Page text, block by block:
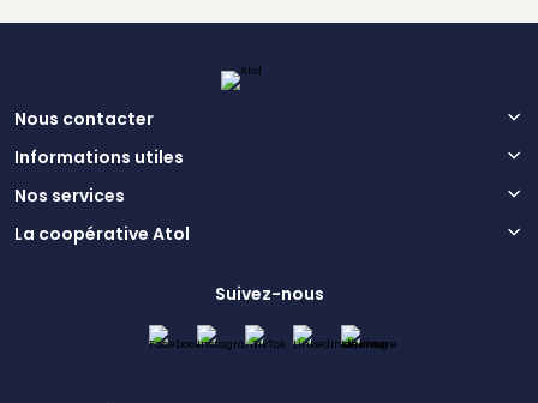
Nous contacter
Informations utiles
Nos services
La coopérative Atol
Suivez-nous